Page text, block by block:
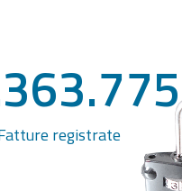
registrate